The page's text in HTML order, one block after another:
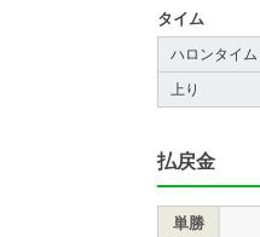
タイム
ハロンタイム
上り
払戻金
単勝